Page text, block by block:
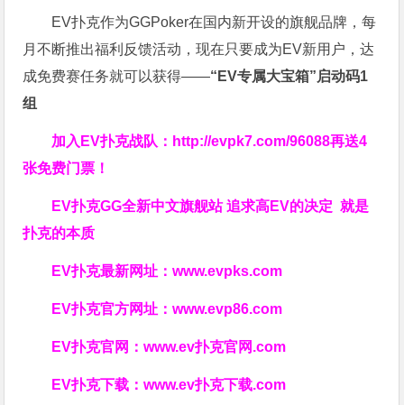
EV扑克作为GGPoker在国内新开设的旗舰品牌，每
月不断推出福利反馈活动，现在只要成为EV新用户，达
成免费赛任务就可以获得——“EV专属大宝箱”启动码1
组
加入EV扑克战队： http://evpk7.com/96088再送4
张免费门票！
EV扑克GG全新中文旗舰站追求高EV的决定就是
扑克的本质
EV扑克最新网址：www.evpks.com
EV扑克官方网址：www.evp86.com
EV扑克官网：www.ev扑克官网.com
EV扑克下载：www.ev扑克下载.com